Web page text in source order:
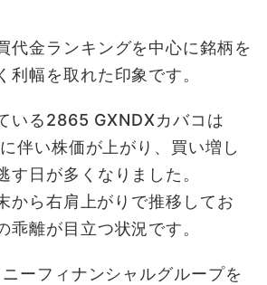
代金ランキングを中心に銘柄を
利幅を取れた印象です。
いる2865 GXNDXカバコは
伴い株価が上がり、買い増し
す日が多くなりました。
から右肩上がりで推移してお
乖離が目立つ状況です。
ーフィナンシャルグループを